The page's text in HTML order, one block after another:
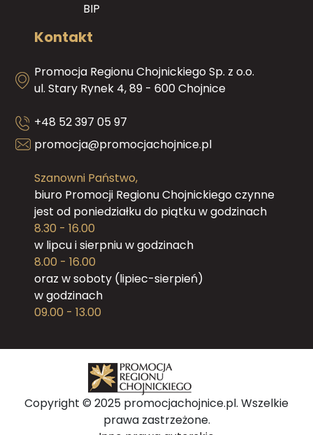
BIP
Kontakt
Promocja Regionu Chojnickiego Sp. z o.o.
ul. Stary Rynek 4, 89 - 600 Chojnice
+48 52 397 05 97
promocja@promocjachojnice.pl
Szanowni Państwo,
biuro Promocji Regionu Chojnickiego czynne
jest od poniedziałku do piątku w godzinach
8.30 - 16.00
w lipcu i sierpniu w godzinach
8.00 - 16.00
oraz w soboty (lipiec-sierpień)
w godzinach
09.00 - 13.00
Copyright © 2025 promocjachojnice.pl. Wszelkie
prawa zastrzeżone.